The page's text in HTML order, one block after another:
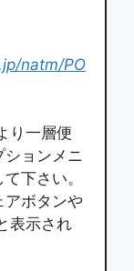
natm/PO
り一層便
ションメニ
下さい。
アボタンや
表示され